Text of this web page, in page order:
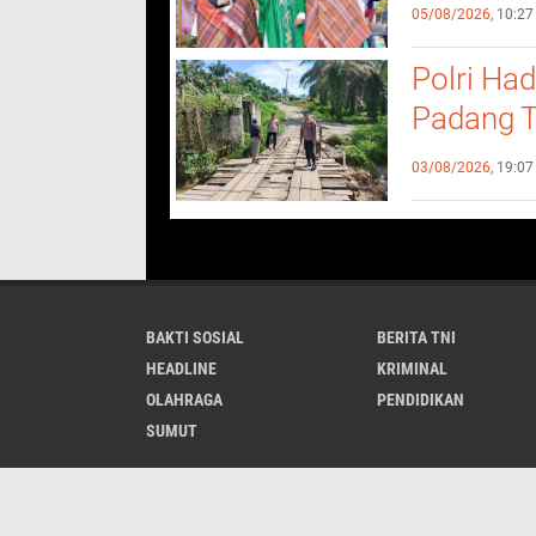
05/08/2026, 10:27
Polri
Padang
Bukit
03/08/2026, 19:07
BAKTI SOSIAL BERITA TNI
HEADLINE
KRIMINAL
OLAHRAGA
PENDIDIKAN
SUMUT